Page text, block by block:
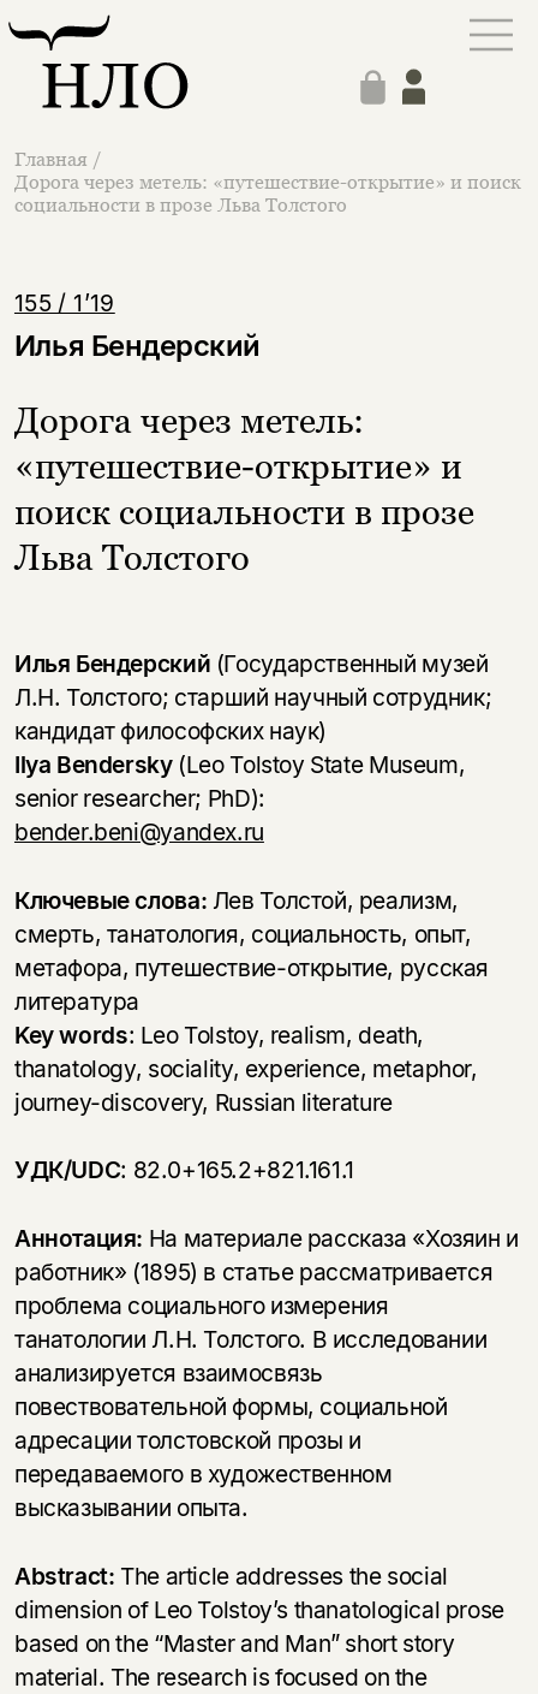
Главная /
Дорога через метель: «путешествие-открытие» и поиск
социальности в прозе Льва Толстого
155 / 1’19
Илья Бендерский
Дорога через метель:
«путешествие-открытие» и
поиск социальности в прозе
Льва Толстого
Илья Бендерский (Государственный музей
Л.Н. Толстого; старший научный сотрудник;
кандидат философских наук)
Ilya Bendersky(Leo Tolstoy State Museum,
senior researcher; PhD):
bender.beni@yandex.ru
Ключевые слова: Лев Толстой, реализм,
смерть, танатология, социальность, опыт,
метафора, путешествие-открытие, русская
литература
Key words: Leo Tolstoy, realism, death,
thanatology, sociality, experience, metaphor,
journey-discovery, Russian literature
УДК/UDC: 82.0+165.2+821.161.1
Аннотация: На материале рассказа «Хозяин и
работник» (1895) в статье рассматривается
проблема социального измерения
танатологии Л.Н. Толстого. В исследовании
анализируется взаимосвязь
повествовательной формы, социальной
адресации толстовской прозы и
передаваемого в художественном
высказывании опыта.
Abstract: The article addresses the social
dimension of Leo Tolstoy’s thanatological prose
based on the “Master and Man” short story
material. The research is focused on the